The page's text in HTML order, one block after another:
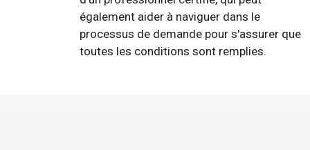
également aider à naviguer dans le
processus de demande pour s'assurer que
toutes les conditions sont remplies.